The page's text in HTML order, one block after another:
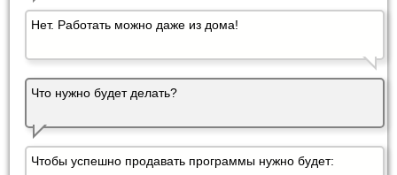
Нет. Работать можно даже из дома!
Что нужно будет делать?
Чтобы успешно продавать программы нужно будет: